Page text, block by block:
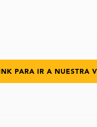
PARA IR A NUESTRA